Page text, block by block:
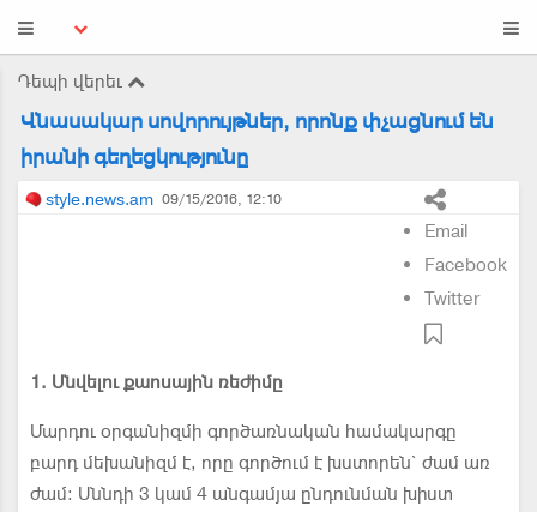
Դեպի վերեւ
Վնասակար սովորույթներ, որոնք փչացնում են
իրանի գեղեցկությունը
style.news.am 09/15/2016, 12:10
Email
Facebook
Twitter
1. Սնվելու քաոսային ռեժիմը
Մարդու օրգանիզմի գործառնական համակարգը
բարդ մեխանիզմ է, որը գործում է խստորեն` ժամ առ
ժամ: Սննդի 3 կամ 4 անգամյա ընդունման խիստ